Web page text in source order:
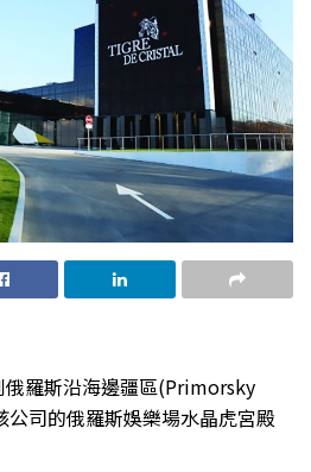
羅斯沿海邊疆區(Primorsky
司的俄羅斯娛樂場水晶虎宮殿